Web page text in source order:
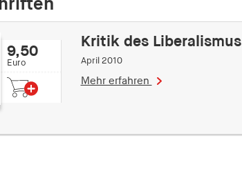
9,50
Euro
Kritik des Liberalismus
April 2010
Mehr erfahren